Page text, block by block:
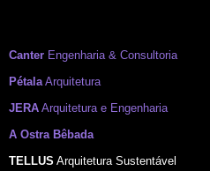
Canter Engenharia & Consultoria
PétalaArquitetura
JERA Arquitetura e Engenharia
A Ostra Bêbada
TELLUS Arquitetura Sustentável